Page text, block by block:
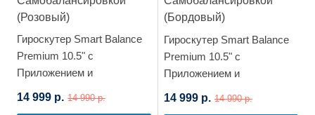
Гироскутер Smart Balance
Premium 10.5" с
Приложением и
(Розовый)
14 999 р. 14 990 р.
Гироскутер Smart Balance
Premium 10.5" с
Приложением и
(Бордовый)
14 999 р. 14 990 р.